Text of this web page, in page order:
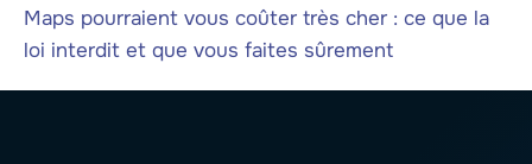
Maps pourraient vous coûter très cher : ce que la
loi interdit et que vous faites sûrement